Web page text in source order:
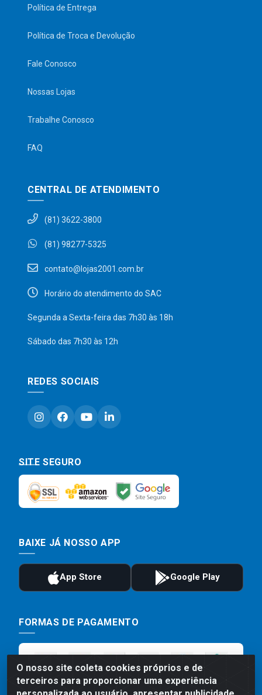
O nosso site coleta cookies próprios e de
terceiros para proporcionar uma experiência
Política de Entrega
Política de Troca e Devolução
Fale Conosco
Nossas Lojas
Trabalhe Conosco
FAQ
CENTRAL DE ATENDIMENTO
(81) 3622-3800
(81) 98277-5325
contato@lojas2001.com.br
Horário do atendimento do SAC
Segunda a Sexta-feira das 7h30 às 18h
Sábado das 7h30 às 12h
REDES SOCIAIS
SITE SEGURO
BAIXE JÁ NOSSO APP
FORMAS DE PAGAMENTO